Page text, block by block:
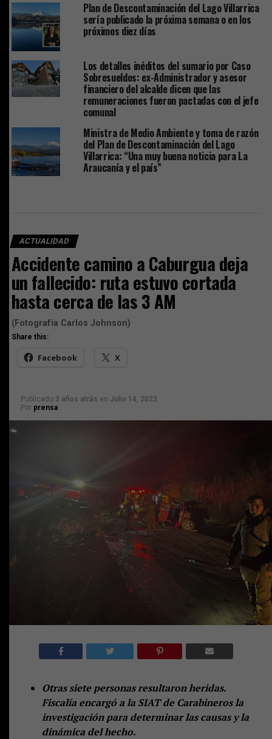
Plan de Descontaminación del Lago Villarrica
sería publicado la próxima semana o en los
próximos diez días
Los detalles inéditos del sumario por Caso
Sobresueldos: ex-Administrador y asesor
financiero del alcalde dicen que las
remuneraciones fueron pactadas con el jefe
comunal
Ministra de Medio Ambiente y toma de razón
del Plan de Descontaminación del Lago
Villarrica: “Una muy buena noticia para La
Araucanía y el país”
ACTUALIDAD
Accidente camino a Caburgua deja
un fallecido: ruta estuvo cortada
hasta cerca de las 3 AM
(Fotografía Carlos Johnson)
Share this:
Facebook X
Publicado 3 años atrás en Julio 14, 2023
Por prensa
Otras siete personas resultaron heridas.
Fiscalía encargó a la SIAT de Carabineros la
investigación para determinar las causas y la
dinámica del hecho.